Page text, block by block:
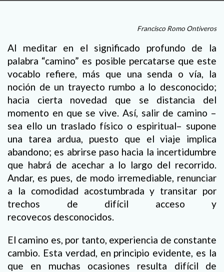
Francisco Romo Ontiveros
Al meditar en el significado profundo de la
palabra “camino” es posible percatarse que este
vocablo refiere, más que una senda o vía, la
noción de un trayecto rumbo a lo desconocido;
hacia cierta novedad que se distancia del
momento en que se vive. Así, salir de camino –
sea ello un traslado físico o espiritual– supone
una tarea ardua, puesto que el viaje implica
abandono; es abrirse paso hacia la incertidumbre
que habrá de acechar a lo largo del recorrido.
Andar, es pues, de modo irremediable, renunciar
a la comodidad acostumbrada y transitar por
trechos de difícil acceso y
recovecos desconocidos.
El camino es, por tanto, experiencia de constante
cambio. Esta verdad, en principio evidente, es la
que en muchas ocasiones resulta difícil de